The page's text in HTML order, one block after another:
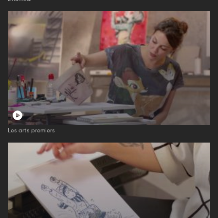
Les arts premiers